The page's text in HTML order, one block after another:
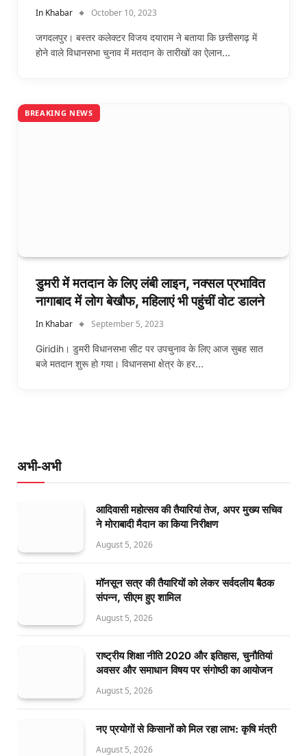
In Khabar October 10, 2023
जगदलपुर। बस्तर कलेक्टर विजय दयाराम ने बताया कि छत्तीसगढ़ में
होने वाले विधानसभा चुनाव में मतदान के तारीखों का ऐलान…
BREAKING NEWS
डुमरी में मतदान के लिए लंबी लाइन, नक्सल प्रभावित
नागाबाद में लोग बेखौफ, महिलाएं भी पहुंचीं वोट डालने
In Khabar September 5, 2023
Giridih। डुमरी विधानसभा सीट पर उपचुनाव के लिए आज सुबह सात
बजे मतदान शुरू हो गया। विधानसभा क्षेत्र के हर…
अभी-अभी
आदिवासी महोत्सव की तैयारियां तेज, अपर मुख्य सचिव
ने मोराबादी मैदान का किया निरीक्षण
August 5, 2026
मॉनसून सत्र की तैयारियों को लेकर सर्वदलीय बैठक
संपन्न, सीएम हुए शामिल
August 5, 2026
राष्ट्रीय शिक्षा नीति 2020 और इतिहास, चुनौतियां
अवसर और समाधान विषय पर संगोष्ठी का आयोजन
August 5, 2026
नए प्रयोगों से किसानों को मिल रहा लाभ: कृषि मंत्री
August 5, 2026